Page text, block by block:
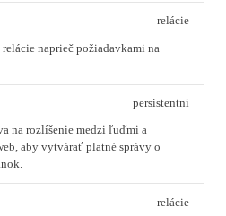
naprieč požiadavkami na
relácie
na rozlíšenie medzi ľuďmi a
aby vytvárať platné správy o
persistentní
relácie